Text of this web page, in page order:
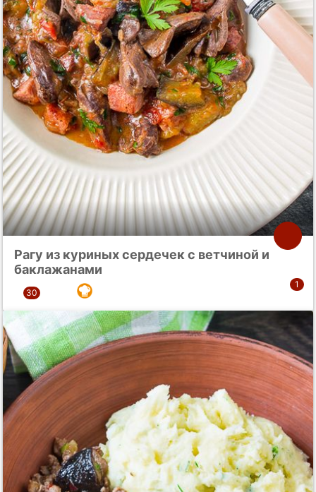
Рагу из куриных сердечек с ветчиной и
баклажанами